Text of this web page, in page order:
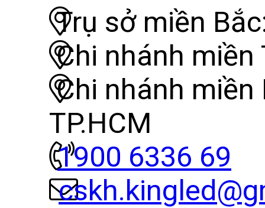
Trụ sở miền
Chi nhánh
Chi nhánh
TP.HCM
1900 6336 69